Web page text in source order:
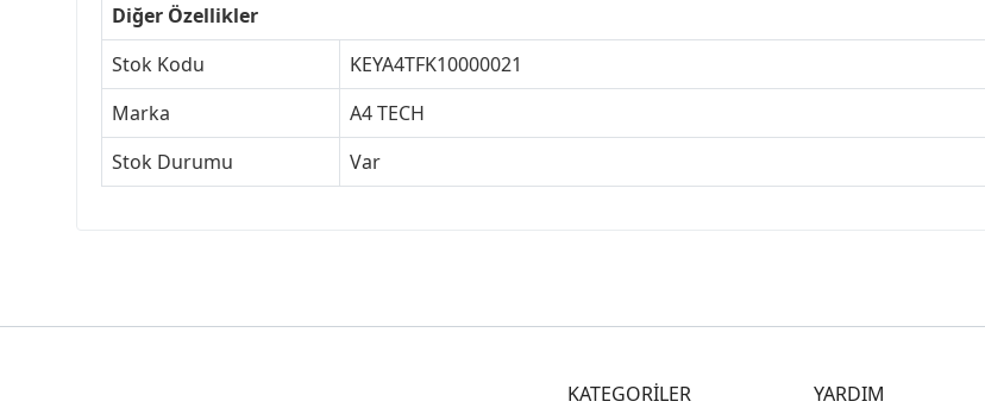
Diğer Özellikler
Stok Kodu
KEYA4TFK10000021
Marka
A4 TECH
Stok Durumu
Var
KATEGORİLER YARDIM